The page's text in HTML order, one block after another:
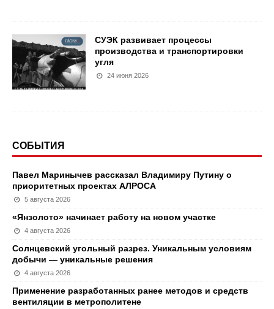
СУЭК развивает процессы
производства и транспортировки
угля
24 июня 2026
СОБЫТИЯ
Павел Маринычев рассказал Владимиру Путину о
приоритетных проектах АЛРОСА
5 августа 2026
«Янзолото» начинает работу на новом участке
4 августа 2026
Солнцевский угольный разрез. Уникальным условиям
добычи — уникальные решения
4 августа 2026
Применение разработанных ранее методов и средств
вентиляции в метрополитене